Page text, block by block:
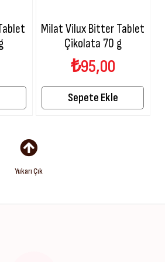
Milat Vilux Bitter Tablet
Çikolata 70 g
₺95,00
Sepete Ekle